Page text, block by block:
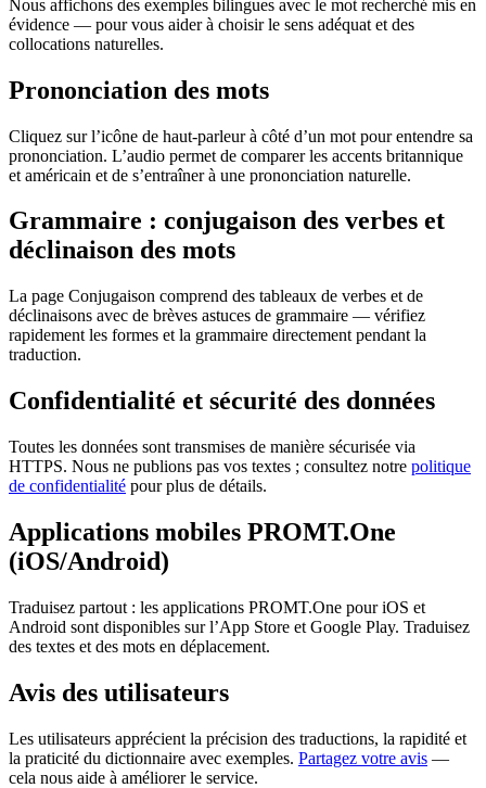
Nous affichons des exemples bilingues avec le mot recherché mis en
évidence — pour vous aider à choisir le sens adéquat et des
collocations naturelles.
Prononciation des mots
Cliquez sur l’icône de haut-parleur à côté d’un mot pour entendre sa
prononciation. L’audio permet de comparer les accents britannique
et américain et de s’entraîner à une prononciation naturelle.
Grammaire : conjugaison des verbes et
déclinaison des mots
La page Conjugaison comprend des tableaux de verbes et de
déclinaisons avec de brèves astuces de grammaire — vérifiez
rapidement les formes et la grammaire directement pendant la
traduction.
Confidentialité et sécurité des données
Toutes les données sont transmises de manière sécurisée via
HTTPS. Nous ne publions pas vos textes ; consultez notre politique
de confidentialité pour plus de détails.
Applications mobiles PROMT.One
(iOS/Android)
Traduisez partout : les applications PROMT.One pour iOS et
Android sont disponibles sur l’App Store et Google Play. Traduisez
des textes et des mots en déplacement.
Avis des utilisateurs
Les utilisateurs apprécient la précision des traductions, la rapidité et
la praticité du dictionnaire avec exemples. Partagez votre avis —
cela nous aide à améliorer le service.